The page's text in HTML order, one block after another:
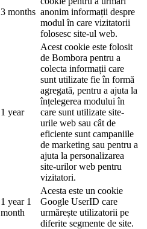
3 months anonim informații despre
modul în care vizitatorii
folosesc site-ul web.
1 year
Acest cookie este folosit
de Bombora pentru a
colecta informații care
sunt utilizate fie în formă
agregată, pentru a ajuta la
înțelegerea modului în
care sunt utilizate site-
urile web sau cât de
eficiente sunt campaniile
de marketing sau pentru a
ajuta la personalizarea
site-urilor web pentru
vizitatori.
1 year 1
month
Acesta este un cookie
Google UserID care
urmărește utilizatorii pe
diferite segmente de site.